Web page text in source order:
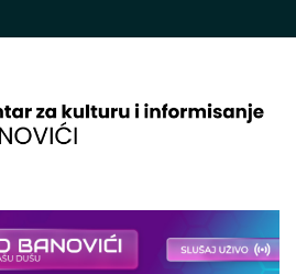
i informisanje